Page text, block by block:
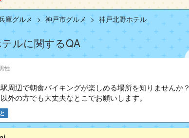
庫グルメ 神戸市グルメ 神戸北野ホテル
ルに関するQA
性
周辺で朝食バイキングが楽しめる場所を知りませんか？
外の方でも大丈夫なとこでお願いします。